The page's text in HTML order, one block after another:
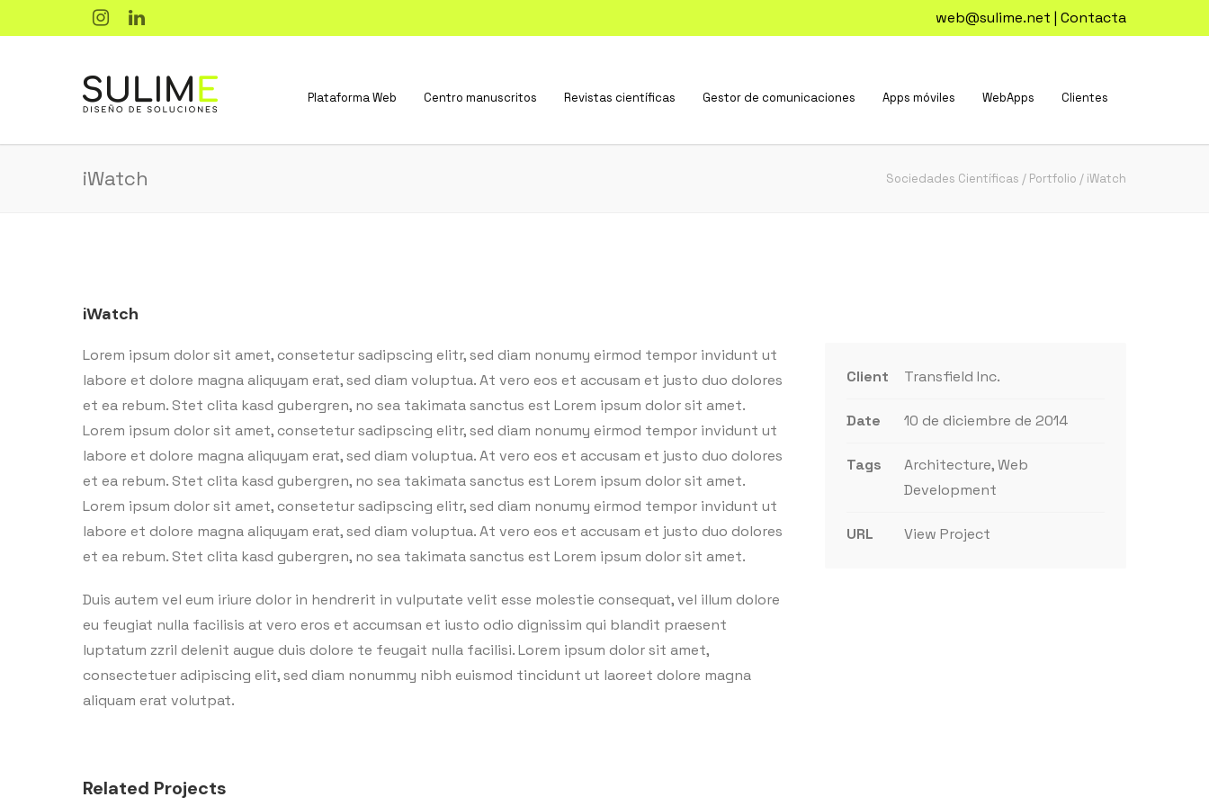
web@sulime.net | Contacta
Plataforma Web Centro manuscritos Revistas científicas Gestor de comunicaciones Apps móviles WebApps Clientes
iWatch Sociedades Científicas / Portfolio / iWatch
iWatch
Lorem ipsum dolor sit amet, consetetur sadipscing elitr, sed diam nonumy eirmod tempor invidunt ut
labore et dolore magna aliquyam erat, sed diam voluptua. At vero eos et accusam et justo duo dolores
et ea rebum. Stet clita kasd gubergren, no sea takimata sanctus est Lorem ipsum dolor sit amet.
Lorem ipsum dolor sit amet, consetetur sadipscing elitr, sed diam nonumy eirmod tempor invidunt ut
labore et dolore magna aliquyam erat, sed diam voluptua. At vero eos et accusam et justo duo dolores
et ea rebum. Stet clita kasd gubergren, no sea takimata sanctus est Lorem ipsum dolor sit amet.
Lorem ipsum dolor sit amet, consetetur sadipscing elitr, sed diam nonumy eirmod tempor invidunt ut
labore et dolore magna aliquyam erat, sed diam voluptua. At vero eos et accusam et justo duo dolores
et ea rebum. Stet clita kasd gubergren, no sea takimata sanctus est Lorem ipsum dolor sit amet.
Duis autem vel eum iriure dolor in hendrerit in vulputate velit esse molestie consequat, vel illum dolore
eu feugiat nulla facilisis at vero eros et accumsan et iusto odio dignissim qui blandit praesent
luptatum zzril delenit augue duis dolore te feugait nulla facilisi. Lorem ipsum dolor sit amet,
consectetuer adipiscing elit, sed diam nonummy nibh euismod tincidunt ut laoreet dolore magna
aliquam erat volutpat.
Client Transfield Inc.
Date 10 de diciembre de 2014
Tags
Architecture, Web
Development
URL View Project
Related Projects